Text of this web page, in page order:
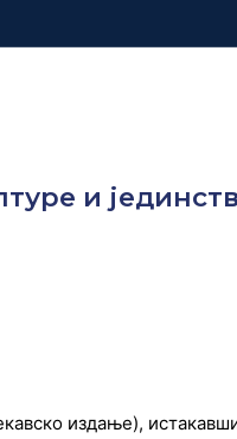
и
издање),